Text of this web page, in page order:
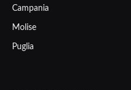
Campania
Molise
Puglia